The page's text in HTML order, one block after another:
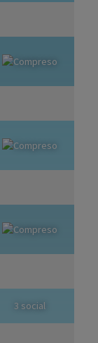
3 social